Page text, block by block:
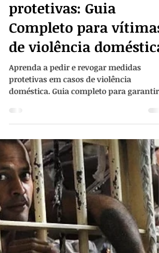
Como solicitar e
revogar medidas
protetivas: Guia
Completo para vítimas
de violência doméstica
doméstica. Guia completo para garantir
segurança e direitos!